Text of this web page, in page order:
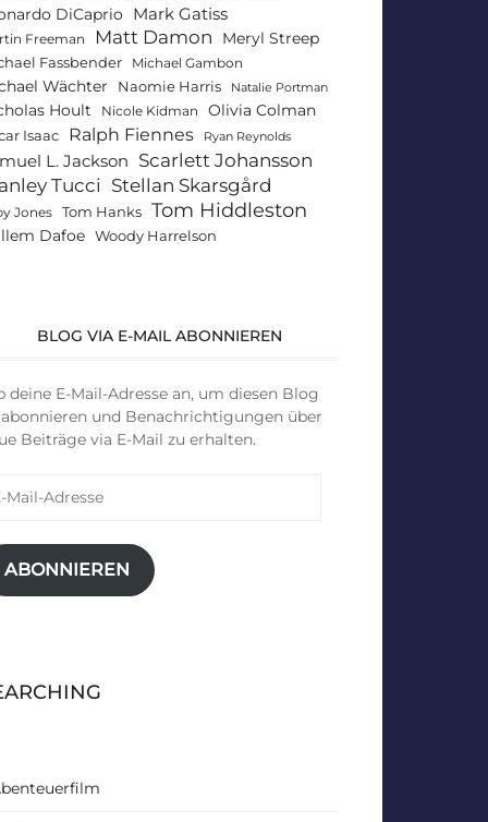
DiCaprio
Mark Gatiss
Freeman Matt Damon Meryl Streep
Fassbender Michael Gambon
Wächter Naomie Harris Natalie Portman
Hoult Nicole Kidman Olivia Colman
Isaac Ralph Fiennes Ryan Reynolds
L. Jackson Scarlett Johansson
Tucci Stellan Skarsgård
Jones Tom Hanks Tom Hiddleston
Dafoe Woody Harrelson
BLOG VIA E-MAIL ABONNIEREN
deine E-Mail-Adresse an, um diesen Blog
und Benachrichtigungen über
Beiträge via E-Mail zu erhalten.
ABONNIEREN